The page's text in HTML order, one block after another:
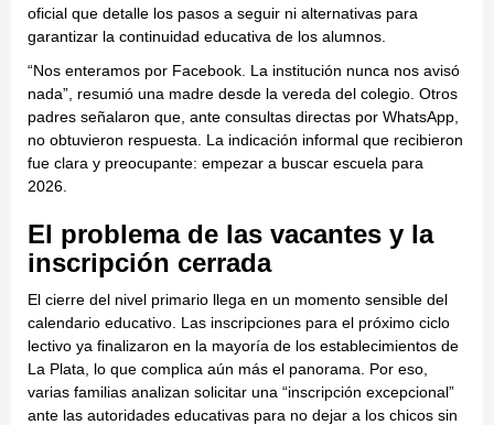
oficial que detalle los pasos a seguir ni alternativas para
garantizar la continuidad educativa de los alumnos.
“Nos enteramos por Facebook. La institución nunca nos avisó
nada”, resumió una madre desde la vereda del colegio. Otros
padres señalaron que, ante consultas directas por WhatsApp,
no obtuvieron respuesta. La indicación informal que recibieron
fue clara y preocupante: empezar a buscar escuela para
2026.
El problema de las vacantes y la
inscripción cerrada
El cierre del nivel primario llega en un momento sensible del
calendario educativo. Las inscripciones para el próximo ciclo
lectivo ya finalizaron en la mayoría de los establecimientos de
La Plata, lo que complica aún más el panorama. Por eso,
varias familias analizan solicitar una “inscripción excepcional”
ante las autoridades educativas para no dejar a los chicos sin